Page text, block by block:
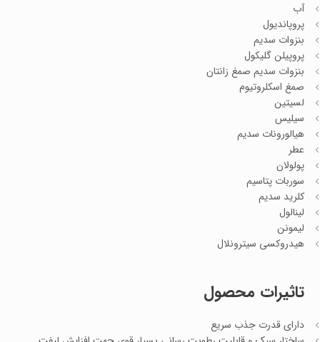
آب
پروپاندیول
بنزوات سدیم
پروپیلن گلیکول
بنزوات سدیم صمغ زانتان
صمغ اسکلروتیوم
لسیتین
سیلیس
هیالورونات سدیم
عطر
پولولان
سوربات پتاسیم
کلرید سدیم
لینالول
لیمونن
هیدروکسی سیترونلال
تاثیرات محصول
دارای قدرت جذب سریع